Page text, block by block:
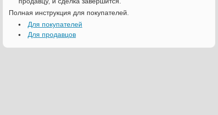
Полная инструкция для покупателей.
Для покупателей
Для продавцов